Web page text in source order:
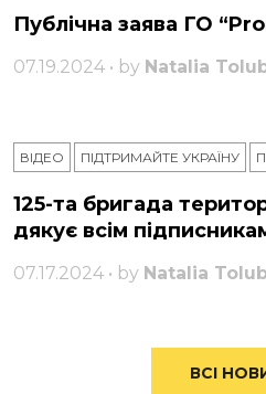
Публічна заява ГО
07.19.2024 • by Natalia
ВІДЕО ПІДТРИМАЙТЕ УКРАЇНУ
125-та бригада
дякує всім
07.17.2024 • by Natalia
ВСІ